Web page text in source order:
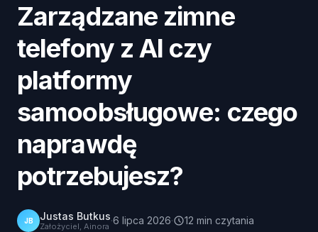
Zarządzane zimne
telefony z AI czy
platformy
samoobsługowe: czego
naprawdę
potrzebujesz?
JB Justas Butkus
Założyciel, Ainora ·6 lipca 2026· 12 min czytania